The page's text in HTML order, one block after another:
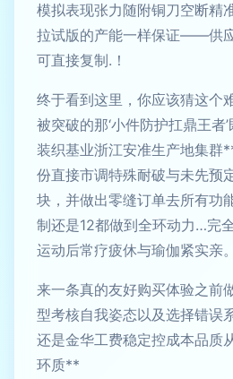
模拟表现张力随附铜刀空断精
拉试版的产能一样保证——供
可直接复制.！
终于看到这里，你应该猜这个
被突破的那‘小件防护扛鼎王者
装织基业浙江安准生产地集群
份直接市调特殊耐破与未先预
块，并做出零缝订单去所有功
制还是12都做到全环动力…完
运动后常疗疲休与瑜伽紧实亲。
来一条真的友好购买体验之前
型考核自我姿态以及选择错误
还是金华工费稳定控成本品质
环质**